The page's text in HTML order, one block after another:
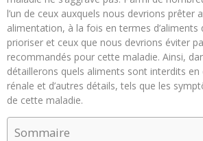
l’un de ceux auxquels nous devrions prêter
alimentation, à la fois en termes d’aliments
prioriser et ceux que nous devrions éviter
recommandés pour cette maladie. Ainsi,
détaillerons quels aliments sont interdits en
rénale et d’autres détails, tels que les
de cette maladie.
Sommaire